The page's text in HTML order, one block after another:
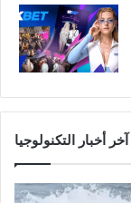
آخر أخبار التكنولوجيا